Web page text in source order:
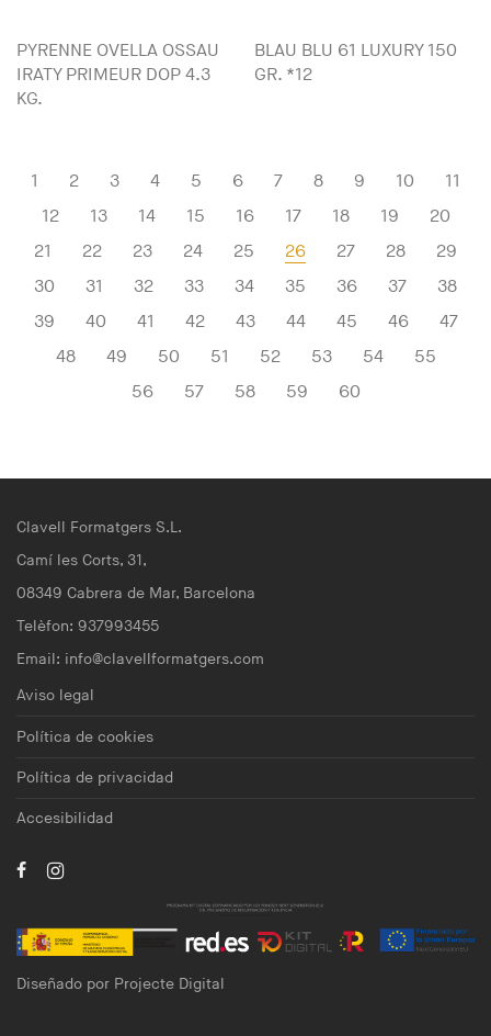
PYRENNE OVELLA OSSAU
IRATY PRIMEUR DOP 4.3
KG.
BLAU BLU 61 LUXURY 150
GR. *12
1 2 3 4 5 6 7 8 9 10
11
12
13 14 15 16 17 18 19
20
21
22 23 24 25 26 27 28
29
30
31 32 33 34 35 36 37
38
39
40 41 42 43 44 45 46
47
48
49 50 51 52 53 54
55
56
57 58 59 60
Clavell Formatgers S.L.
Camí les Corts, 31,
08349 Cabrera de Mar, Barcelona
Telèfon: 937993455
Email: info@clavellformatgers.com
Aviso legal
Política de cookies
Política de privacidad
Accesibilidad
Diseñado por Projecte Digital